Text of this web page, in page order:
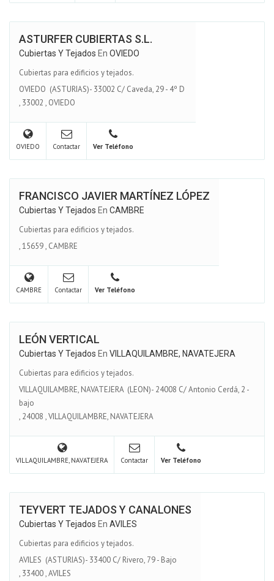
ASTURFER CUBIERTAS S.L.
Cubiertas Y Tejados En OVIEDO
Cubiertas para edificios y tejados.
OVIEDO (ASTURIAS)- 33002 C/ Caveda, 29 - 4º D
, 33002 , OVIEDO
OVIEDO Contactar Ver Teléfono
FRANCISCO JAVIER MARTÍNEZ LÓPEZ
Cubiertas Y Tejados En CAMBRE
Cubiertas para edificios y tejados.
,15659, CAMBRE
CAMBRE Contactar Ver Teléfono
LEÓN VERTICAL
Cubiertas Y Tejados En VILLAQUILAMBRE, NAVATEJERA
Cubiertas para edificios y tejados.
VILLAQUILAMBRE, NAVATEJERA (LEON)- 24008 C/ Antonio Cerdá, 2 -
bajo
, 24008 ,VILLAQUILAMBRE, NAVATEJERA
VILLAQUILAMBRE, NAVATEJERA Contactar Ver Teléfono
TEYVERT TEJADOS Y CANALONES
Cubiertas Y Tejados En AVILES
Cubiertas para edificios y tejados.
AVILES (ASTURIAS)- 33400 C/ Rivero, 79 - Bajo
, 33400,AVILES